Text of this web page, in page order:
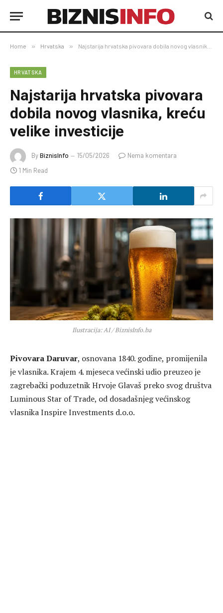
Home » Hrvatska » Najstarija hrvatska pivovara dobila novog vlasnika, kreću velike investicije
HRVATSKA
Najstarija hrvatska pivovara
dobila novog vlasnika, kreću
velike investicije
ByBiznisInfo 15/05/2026
Nema komentara
1 Min Read
Ilustracija: AI / BiznisInfo.ba
Pivovara Daruvar, osnovana 1840. godine, promijenila
je vlasnika. Krajem 4. mjeseca većinski udio preuzeo je
zagrebački poduzetnik Hrvoje Glavaš preko svog društva
Luminous Star of Trade, od dosadašnjeg većinskog
vlasnika Inspire Investments d.o.o.